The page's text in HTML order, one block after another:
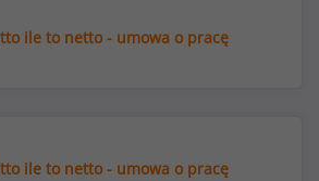
ile to netto - umowa o pracę
ile to netto - umowa o pracę